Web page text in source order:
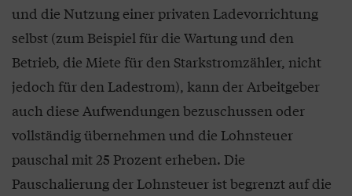
und die Nutzung einer privaten Ladevorrichtung
selbst (zum Beispiel für die Wartung und den
Betrieb, die Miete für den Starkstromzähler, nicht
jedoch für den Lade­strom), kann der Arbeitgeber
auch diese Aufwendun­gen bezuschussen oder
vollständig übernehmen und die Lohnsteuer
pauschal mit 25 Pro­zent erheben. Die
Pauschalierung der Lohnsteuer ist begrenzt auf die